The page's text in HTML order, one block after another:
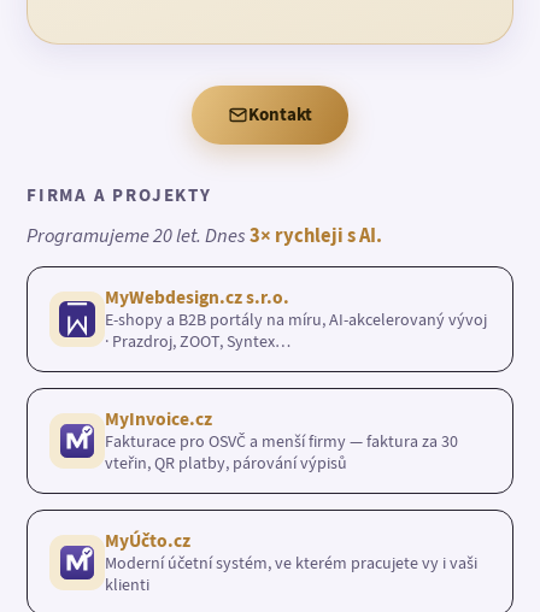
Kontakt
FIRMA A PROJEKTY
Programujeme 20 let. Dnes3× rychleji s AI.
MyWebdesign.cz s.r.o.
E-shopy a B2B portály na míru, AI-akcelerovaný vývoj
· Prazdroj, ZOOT, Syntex…
MyInvoice.cz
Fakturace pro OSVČ a menší firmy — faktura za 30
vteřin, QR platby, párování výpisů
MyÚčto.cz
Moderní účetní systém, ve kterém pracujete vy i vaši
klienti